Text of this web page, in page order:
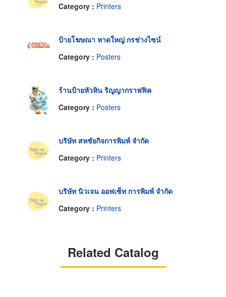
Category : Printers
ป้ายโฆษณา หาดใหญ่ กรช่างไซน์
Category : Posters
ร้านป้ายหัวหิน ริญญากราฟฟิค
Category : Posters
บริษัท สหชัยกิจการพิมพ์ จำกัด
Category : Printers
บริษัท นิวเจน ออฟเซ็ท การพิมพ์ จำกัด
Category : Printers
Related Catalog